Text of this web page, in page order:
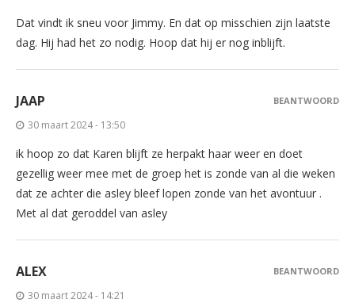
Dat vindt ik sneu voor Jimmy. En dat op misschien zijn laatste
dag. Hij had het zo nodig. Hoop dat hij er nog inblijft.
JAAP
30 maart 2024 - 13:50
ik hoop zo dat Karen blijft ze herpakt haar weer en doet
gezellig weer mee met de groep het is zonde van al die weken
dat ze achter die asley bleef lopen zonde van het avontuur .
Met al dat geroddel van asley
BEANTWOORD
ALEX
30 maart 2024 - 14:21
BEANTWOORD